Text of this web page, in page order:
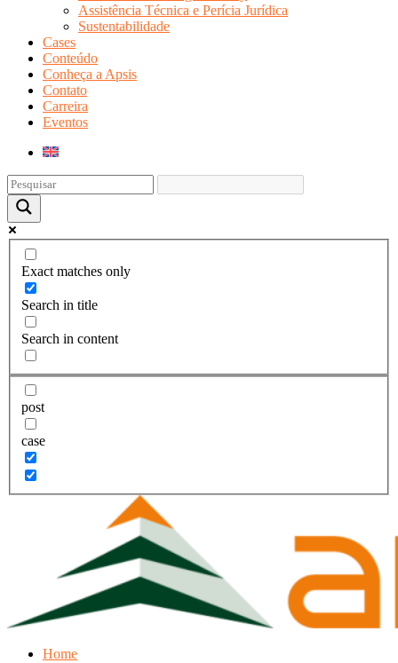
Assistência Técnica e Perícia Jurídica
Sustentabilidade
Cases
Conteúdo
Conheça a Apsis
Contato
Carreira
Eventos
Exact matches only
Search in title
Search in content
post
case
Home